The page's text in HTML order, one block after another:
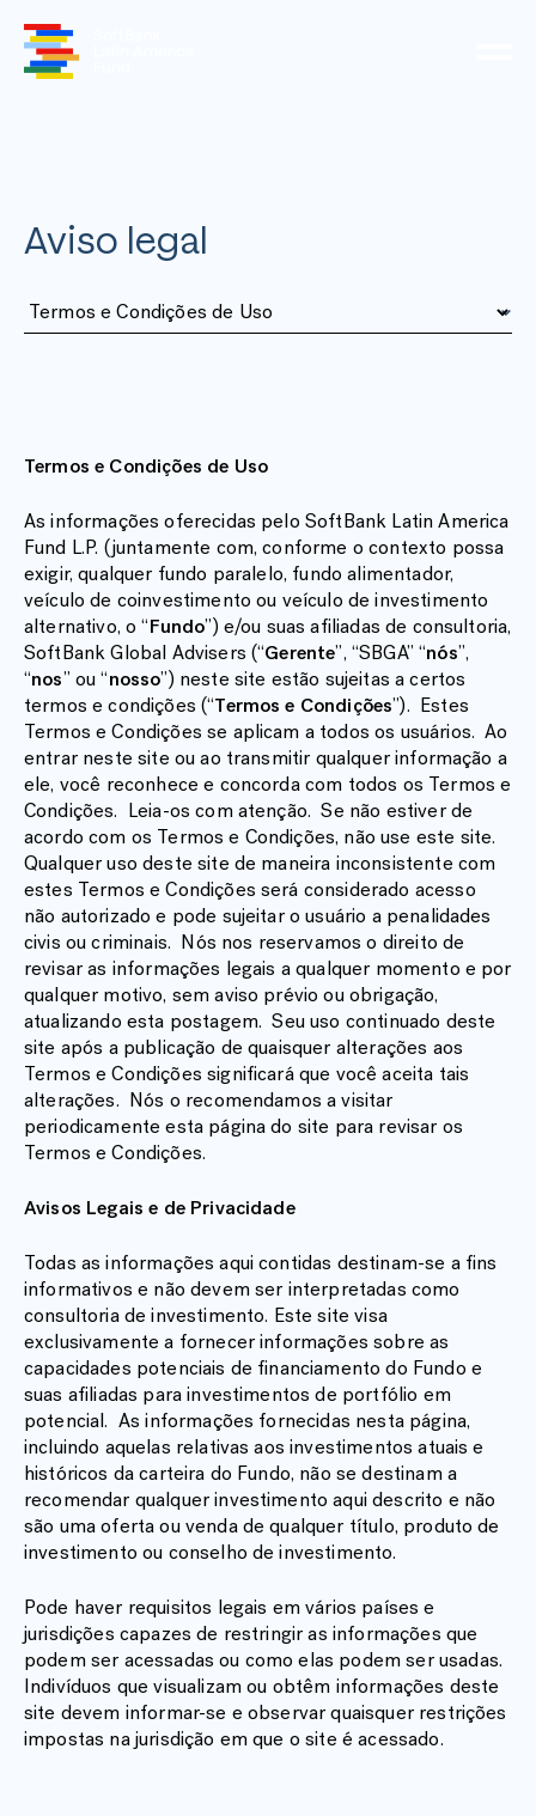
Aviso legal
Termos e Condições de Uso
As informações oferecidas pelo SoftBank Latin America
Fund L.P. (juntamente com, conforme o contexto possa
exigir, qualquer fundo paralelo, fundo alimentador,
veículo de coinvestimento ou veículo de investimento
alternativo, o “Fundo”) e/ou suas afiliadas de consultoria,
SoftBank Global Advisers (“Gerente”, “SBGA” “nós”,
“nos” ou “nosso”) neste site estão sujeitas a certos
termos e condições (“Termos e Condições”). Estes
Termos e Condições se aplicam a todos os usuários. Ao
entrar neste site ou ao transmitir qualquer informação a
ele, você reconhece e concorda com todos os Termos e
Condições. Leia-os com atenção. Se não estiver de
acordo com os Termos e Condições, não use este site.
Qualquer uso deste site de maneira inconsistente com
estes Termos e Condições será considerado acesso
não autorizado e pode sujeitar o usuário a penalidades
civis ou criminais. Nós nos reservamos o direito de
revisar as informações legais a qualquer momento e por
qualquer motivo, sem aviso prévio ou obrigação,
atualizando esta postagem. Seu uso continuado deste
site após a publicação de quaisquer alterações aos
Termos e Condições significará que você aceita tais
alterações. Nós o recomendamos a visitar
periodicamente esta página do site para revisar os
Termos e Condições.
Avisos Legais e de Privacidade
Todas as informações aqui contidas destinam-se a fins
informativos e não devem ser interpretadas como
consultoria de investimento. Este site visa
exclusivamente a fornecer informações sobre as
capacidades potenciais de financiamento do Fundo e
suas afiliadas para investimentos de portfólio em
potencial. As informações fornecidas nesta página,
incluindo aquelas relativas aos investimentos atuais e
históricos da carteira do Fundo, não se destinam a
recomendar qualquer investimento aqui descrito e não
são uma oferta ou venda de qualquer título, produto de
investimento ou conselho de investimento.
Pode haver requisitos legais em vários países e
jurisdições capazes de restringir as informações que
podem ser acessadas ou como elas podem ser usadas.
Indivíduos que visualizam ou obtêm informações deste
site devem informar-se e observar quaisquer restrições
impostas na jurisdição em que o site é acessado.